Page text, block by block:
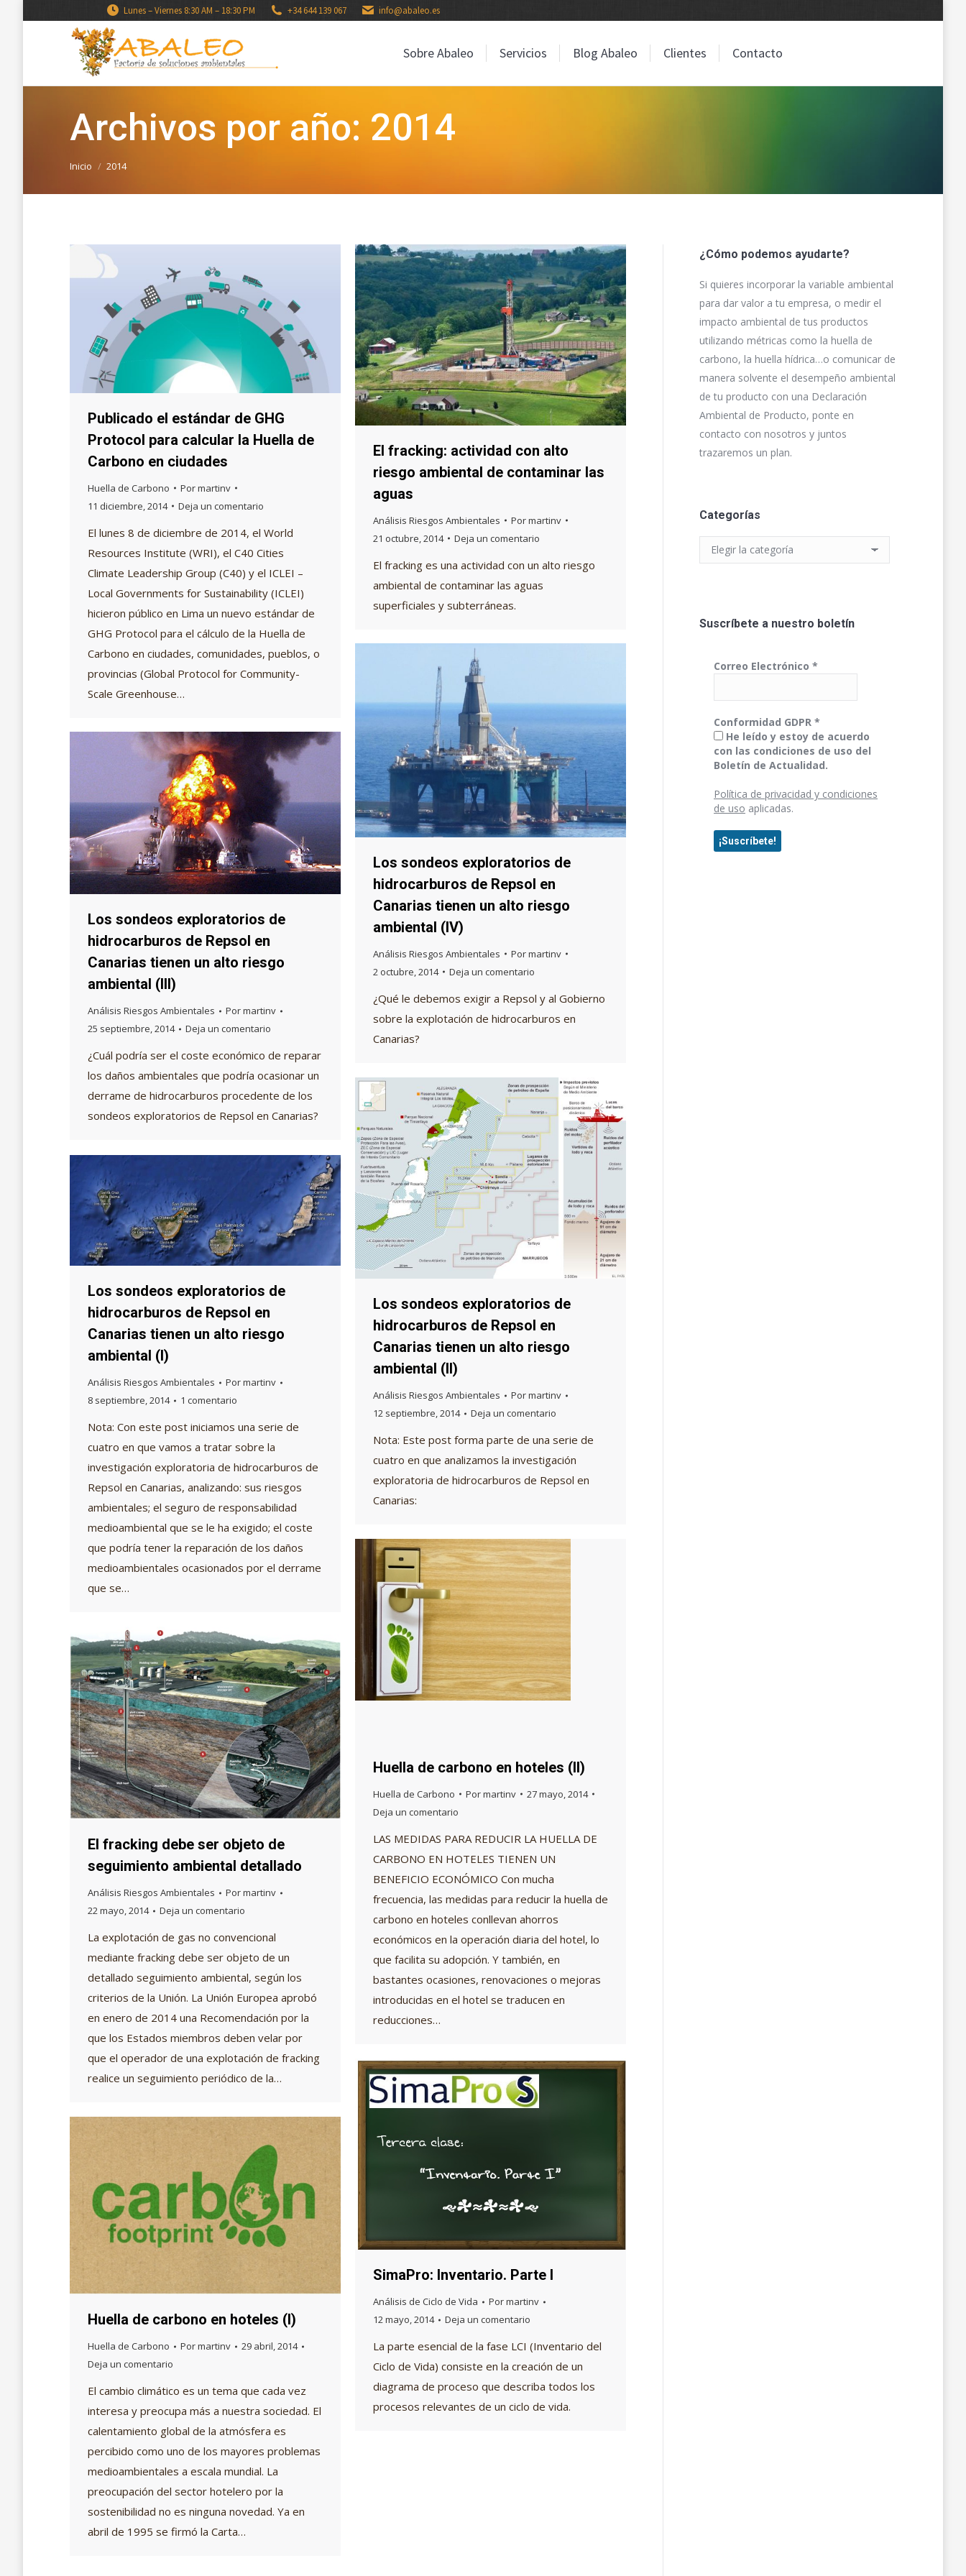
Lunes – Viernes 8:30 AM – 18:30 PM +34 644 139 067 info@abaleo.es
Sobre Abaleo Servicios Blog Abaleo Clientes Contacto
Archivos por año: 2014
Estás aquí:
Inicio 2014
Publicado el estándar de GHG
Protocol para calcular la Huella de
Carbono en ciudades
Huella de Carbono Pormartinv
11 diciembre, 2014
Deja un comentario
El lunes 8 de diciembre de 2014, el World
Resources Institute (WRI), el C40 Cities
Climate Leadership Group (C40) y el ICLEI –
Local Governments for Sustainability (ICLEI)
hicieron público en Lima un nuevo estándar de
GHG Protocol para el cálculo de la Huella de
Carbono en ciudades, comunidades, pueblos, o
provincias (Global Protocol for Community-
Scale Greenhouse…
El fracking: actividad con alto
riesgo ambiental de contaminar las
aguas
Análisis Riesgos Ambientales Pormartinv
21 octubre, 2014
Deja un comentario
El fracking es una actividad con un alto riesgo
ambiental de contaminar las aguas
superficiales y subterráneas.
Los sondeos exploratorios de
hidrocarburos de Repsol en
Canarias tienen un alto riesgo
ambiental (IV)
Análisis Riesgos Ambientales Pormartinv
2 octubre, 2014
Deja un comentario
¿Qué le debemos exigir a Repsol y al Gobierno
sobre la explotación de hidrocarburos en
Canarias?
Los sondeos exploratorios de
hidrocarburos de Repsol en
Canarias tienen un alto riesgo
ambiental (III)
Análisis Riesgos Ambientales Pormartinv
25 septiembre, 2014
Deja un comentario
¿Cuál podría ser el coste económico de reparar
los daños ambientales que podría ocasionar un
derrame de hidrocarburos procedente de los
sondeos exploratorios de Repsol en Canarias?
Los sondeos exploratorios de
hidrocarburos de Repsol en
Canarias tienen un alto riesgo
ambiental (II)
Análisis Riesgos Ambientales Pormartinv
12 septiembre, 2014
Deja un comentario
Nota: Este post forma parte de una serie de
cuatro en que analizamos la investigación
exploratoria de hidrocarburos de Repsol en
Canarias:
Los sondeos exploratorios de
hidrocarburos de Repsol en
Canarias tienen un alto riesgo
ambiental (I)
Análisis Riesgos Ambientales Pormartinv
8 septiembre, 2014
1 comentario
Nota: Con este post iniciamos una serie de
cuatro en que vamos a tratar sobre la
investigación exploratoria de hidrocarburos de
Repsol en Canarias, analizando: sus riesgos
ambientales; el seguro de responsabilidad
medioambiental que se le ha exigido; el coste
que podría tener la reparación de los daños
medioambientales ocasionados por el derrame
que se…
Huella de carbono en hoteles (II)
Huella de Carbono Pormartinv
27 mayo, 2014
Deja un comentario
LAS MEDIDAS PARA REDUCIR LA HUELLA DE
CARBONO EN HOTELES TIENEN UN
BENEFICIO ECONÓMICO Con mucha
frecuencia, las medidas para reducir la huella de
carbono en hoteles conllevan ahorros
económicos en la operación diaria del hotel, lo
que facilita su adopción. Y también, en
bastantes ocasiones, renovaciones o mejoras
introducidas en el hotel se traducen en
reducciones…
El fracking debe ser objeto de
seguimiento ambiental detallado
Análisis Riesgos Ambientales Pormartinv
22 mayo, 2014
Deja un comentario
La explotación de gas no convencional
mediante fracking debe ser objeto de un
detallado seguimiento ambiental, según los
criterios de la Unión. La Unión Europea aprobó
en enero de 2014 una Recomendación por la
que los Estados miembros deben velar por
que el operador de una explotación de fracking
realice un seguimiento periódico de la…
SimaPro: Inventario. Parte I
Análisis de Ciclo de Vida Pormartinv
12 mayo, 2014
Deja un comentario
La parte esencial de la fase LCI (Inventario del
Ciclo de Vida) consiste en la creación de un
diagrama de proceso que describa todos los
procesos relevantes de un ciclo de vida.
Huella de carbono en hoteles (I)
Huella de Carbono Pormartinv
29 abril, 2014
Deja un comentario
El cambio climático es un tema que cada vez
interesa y preocupa más a nuestra sociedad. El
calentamiento global de la atmósfera es
percibido como uno de los mayores problemas
medioambientales a escala mundial. La
preocupación del sector hotelero por la
sostenibilidad no es ninguna novedad. Ya en
abril de 1995 se firmó la Carta…
¿Cómo podemos ayudarte?
Si quieres incorporar la variable ambiental
para dar valor a tu empresa, o medir el
impacto ambiental de tus productos
utilizando métricas como la huella de
carbono, la huella hídrica…o comunicar de
manera solvente el desempeño ambiental
de tu producto con una Declaración
Ambiental de Producto, ponte en
contacto con nosotros y juntos
trazaremos un plan.
Categorías
Categorías
Suscríbete a nuestro boletín
Correo Electrónico *
Conformidad GDPR *
He leído y estoy de acuerdo
con las condiciones de uso del
Boletín de Actualidad.
Política de privacidad y condiciones
de uso aplicadas.